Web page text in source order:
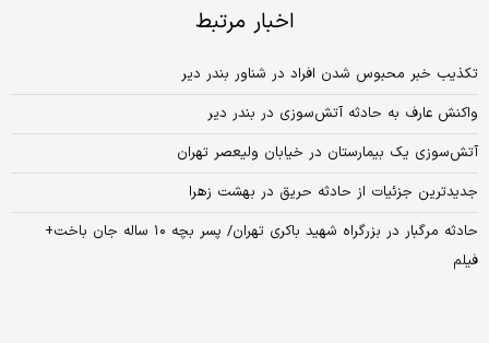
اخبار مرتبط
تکذیب خبر محبوس شدن افراد در شناور بندر دیر
واکنش عارف به حادثه آتش‌سوزی در بندر دیر
آتش‌سوزی یک بیمارستان در خیابان ولیعصر تهران
جدیدترین جزئیات از حادثه حریق در بهشت زهرا
حادثه مرگبار در بزرگراه شهید باکری تهران/ پسر بچه ۱۰ ساله جان باخت+
فیلم